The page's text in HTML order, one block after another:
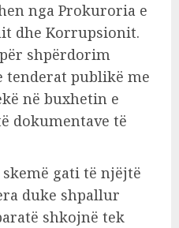
nga Prokuroria e
dhe Korrupsionit.
shpërdorim
tenderat publikë me
në buxhetin e
dokumentave të
gati të njëjtë
duke shpallur
shkojnë tek